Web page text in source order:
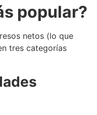
popular?
netos (lo que
tres categorías